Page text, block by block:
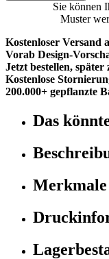
Sie können
Muster
Kostenloser Versand
Vorab Design-
Jetzt bestellen, später
Kostenlose
200.000+ gepflanzte
Das
Merkmale